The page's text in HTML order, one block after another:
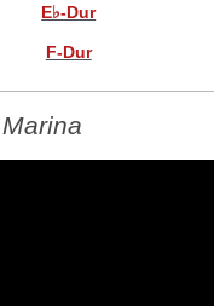
E♭-Dur
F-Dur